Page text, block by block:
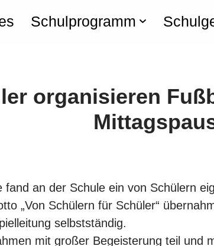
Schulprogramm
organisieren
fand an der Schule ein von Schülern
„Von Schülern für Schüler“
selbstständig.
mit großer Begeisterung teil und